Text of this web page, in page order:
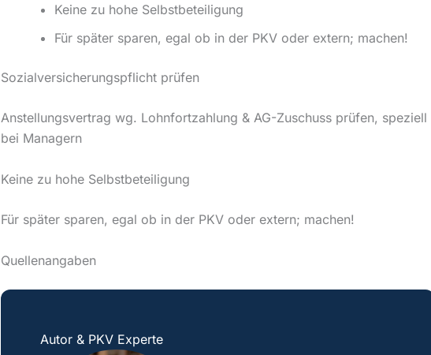
Keine zu hohe Selbstbeteiligung
Für später sparen, egal ob in der PKV oder extern; machen!
Sozialversicherungspflicht prüfen
Anstellungsvertrag wg. Lohnfortzahlung & AG-Zuschuss prüfen, speziell
bei Managern
Keine zu hohe Selbstbeteiligung
Für später sparen, egal ob in der PKV oder extern; machen!
Quellenangaben
Autor & PKV Experte